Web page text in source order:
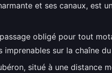
et ses canaux, est
obligé pour tout
sur la chaîne
situé à une distance